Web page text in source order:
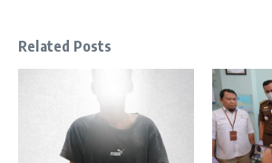
Related Posts